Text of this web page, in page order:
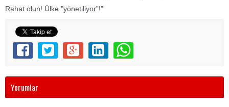
Rahat olun! Ülke "yönetiliyor”!"
Yorumlar